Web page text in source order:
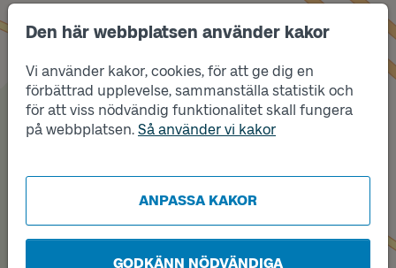
Den här webbplatsen använder kakor
Vi använder kakor, cookies, för att ge dig en
förbättrad upplevelse, sammanställa statistik och
för att viss nödvändig funktionalitet skall fungera
på webbplatsen. Så använder vi kakor
ANPASSA KAKOR
GODKÄNN NÖDVÄNDIGA
Läge
A
Läge
B